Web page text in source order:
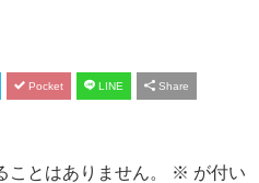
Pocket LINE Share
とはありません。 ※ が付い